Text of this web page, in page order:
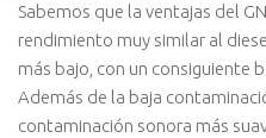
Sabemos que la ventajas del
rendimiento muy similar al
más bajo, con un consiguiente
Además de la baja
contaminación sonora más